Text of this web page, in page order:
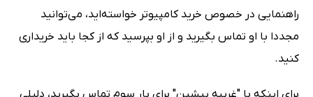
راهنمایی در خصوص خرید کامپیوتر خواسته‌اید، می‌توانید
مجددا با او تماس بگیرید و از او بپرسید که از کجا باید خریداری
کنید.
برای اینکه با "غریبه پیشین" برای بار سوم تماس بگیرید، دلیلی